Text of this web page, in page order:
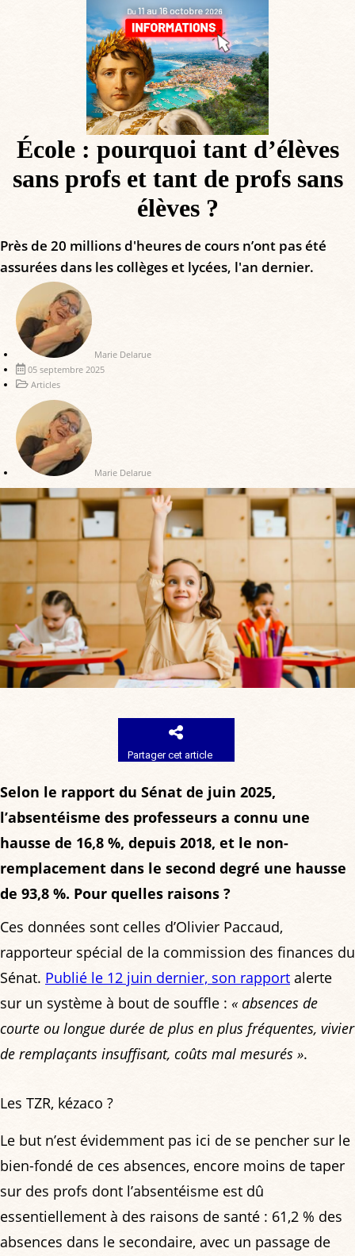
École : pourquoi tant d’élèves
sans profs et tant de profs sans
élèves ?
Près de 20 millions d'heures de cours n’ont pas été
assurées dans les collèges et lycées, l'an dernier.
Marie Delarue
05 septembre 2025
Articles
Marie Delarue
Partager cet article
Selon le rapport du Sénat de juin 2025,
l’absentéisme des professeurs a connu une
hausse de 16,8 %, depuis 2018, et le non-
remplacement dans le second degré une hausse
de 93,8 %. Pour quelles raisons ?
Ces données sont celles d’Olivier Paccaud,
rapporteur spécial de la commission des finances du
Sénat. Publié le 12 juin dernier, son rapport alerte
sur un système à bout de souffle : « absences de
courte ou longue durée de plus en plus fréquentes, vivier
de remplaçants insuffisant, coûts mal mesurés ».
Les TZR, kézaco ?
Le but n’est évidemment pas ici de se pencher sur le
bien-fondé de ces absences, encore moins de taper
sur des profs dont l’absentéisme est dû
essentiellement à des raisons de santé : 61,2 % des
absences dans le secondaire, avec un passage de